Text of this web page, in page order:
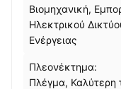
Βιομηχανική,
Ηλεκτρικού
Ενέργειας
Πλεονέκτημα:
Πλέγμα, Καλύτερη